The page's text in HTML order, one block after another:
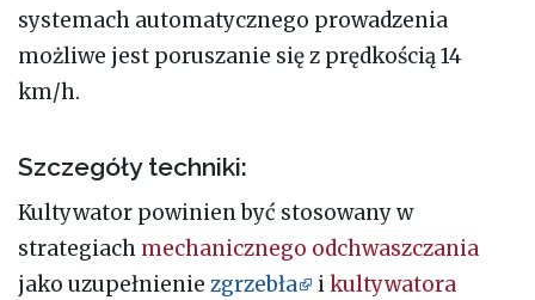
systemach automatycznego prowadzenia
możliwe jest poruszanie się z prędkością 14
km/h.
Szczegóły techniki:
Kultywator powinien być stosowany w
strategiach mechanicznego odchwaszczania
jako uzupełnienie zgrzebła ikultywatora